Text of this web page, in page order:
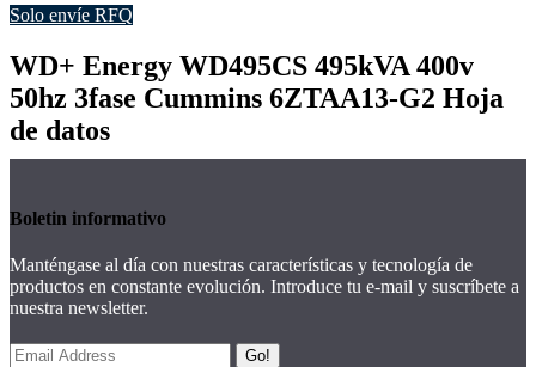
Solo envíe RFQ
WD+ Energy WD495CS 495kVA 400v
50hz 3fase Cummins 6ZTAA13-G2 Hoja
de datos
Boletin informativo
Manténgase al día con nuestras características y tecnología de
productos en constante evolución. Introduce tu e-mail y suscríbete a
nuestra newsletter.
Go!